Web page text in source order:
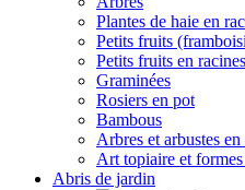
Plantes de haie en
Petits fruits
Petits fruits en
Graminées
Rosiers en pot
Bambous
Arbres et arbustes
Art topiaire et
Abris de jardin